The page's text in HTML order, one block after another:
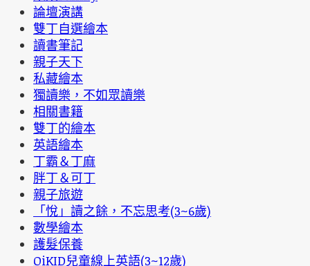
論壇演講
雙丁自選繪本
讀書筆記
親子天下
私藏繪本
獨讀樂，不如眾讀樂
相關書籍
雙丁的繪本
英語繪本
丁霸＆丁麻
胖丁＆可丁
親子旅遊
「悅」讀之餘，不忘思考(3~6歲)
數學繪本
護髮保養
OiKID兒童線上英語(3~12歲)